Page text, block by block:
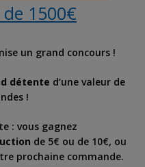
1500€
un grand concours !
détente d’une valeur de
!
: vous gagnez
de 5€ ou de 10€, ou
prochaine commande.